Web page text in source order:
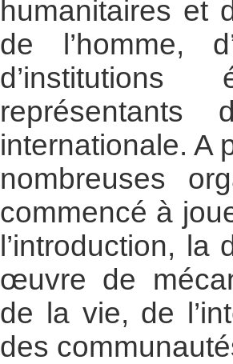
humanitaires et
de l’homme,
représentants
internationale. A
nombreuses
commencé à
l’introduction,
œuvre de
de la vie, de
des